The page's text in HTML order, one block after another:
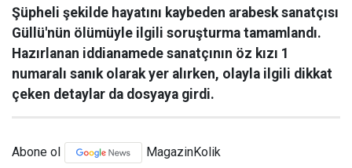
Şüpheli şekilde hayatını kaybeden arabesk sanatçısı
Güllü'nün ölümüyle ilgili soruşturma tamamlandı.
Hazırlanan iddianamede sanatçının öz kızı 1
numaralı sanık olarak yer alırken, olayla ilgili dikkat
çeken detaylar da dosyaya girdi.
Abone ol MagazinKolik